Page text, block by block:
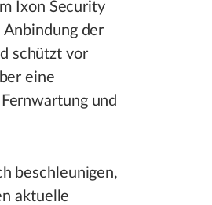
Ixon Security
der
schützt vor
eine
und
beschleunigen,
aktuelle